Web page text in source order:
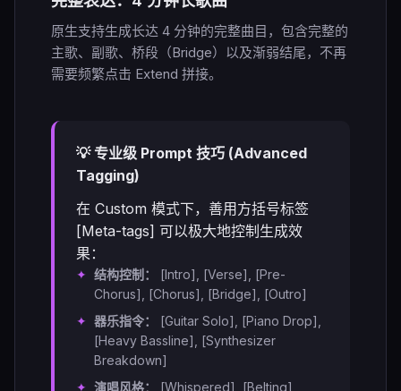
原生支持生成长达 4 分钟的完整曲目，包含完整的
主歌、副歌、桥段（Bridge）以及渐弱结尾，不再
需要频繁点击 Extend 拼接。
💡 专业级 Prompt 技巧 (Advanced
Tagging)
在 Custom 模式下，善用方括号标签
[Meta-tags] 可以极大地控制生成效
果：
结构控制：
[Intro], [Verse], [Pre-
Chorus], [Chorus], [Bridge], [Outro]
器乐指令：
[Guitar Solo], [Piano Drop],
[Heavy Bassline], [Synthesizer
Breakdown]
演唱风格：
[Whispered], [Belting],